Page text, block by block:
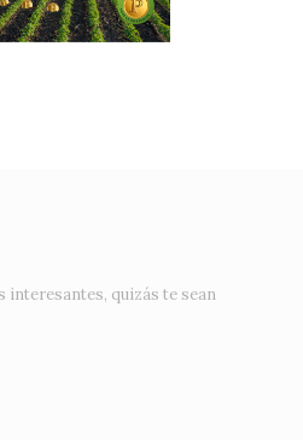
interesantes, quizás te sean